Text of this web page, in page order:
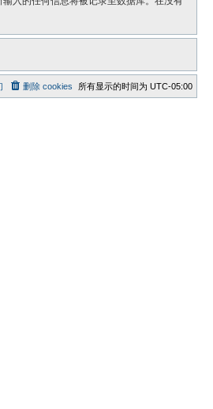
所有显示的时间为 UTC-05:00
删除 cookies